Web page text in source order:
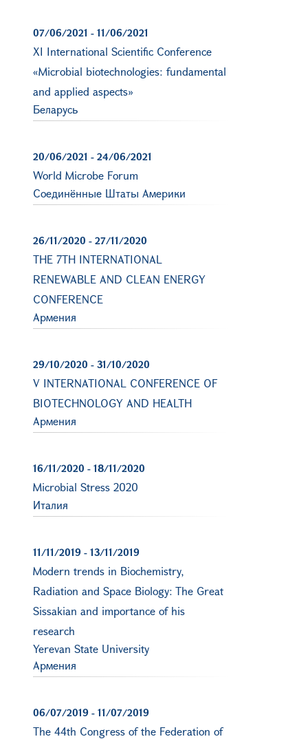
07/06/2021 - 11/06/2021
XI International Scientific Conference
«Microbial biotechnologies: fundamental
and applied aspects»
Беларусь
20/06/2021 - 24/06/2021
World Microbe Forum
Соединённые Штаты Америки
26/11/2020 - 27/11/2020
THE 7TH INTERNATIONAL
RENEWABLE AND CLEAN ENERGY
CONFERENCE
Армения
29/10/2020 - 31/10/2020
V INTERNATIONAL CONFERENCE OF
BIOTECHNOLOGY AND HEALTH
Армения
16/11/2020 - 18/11/2020
Microbial Stress 2020
Италия
11/11/2019 - 13/11/2019
Modern trends in Biochemistry,
Radiation and Space Biology: The Great
Sissakian and importance of his
research
Yerevan State University
Армения
06/07/2019 - 11/07/2019
The 44th Congress of the Federation of